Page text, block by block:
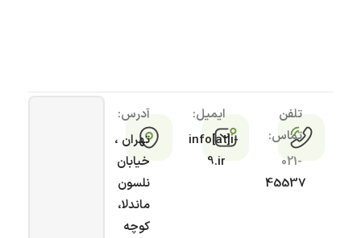
تلفن
تماس:
021-
45537
ایمیل:
info[at]i-
9.ir
آدرس:
تهران ،
خیابان
نلسون
ماندلا،
کوچه